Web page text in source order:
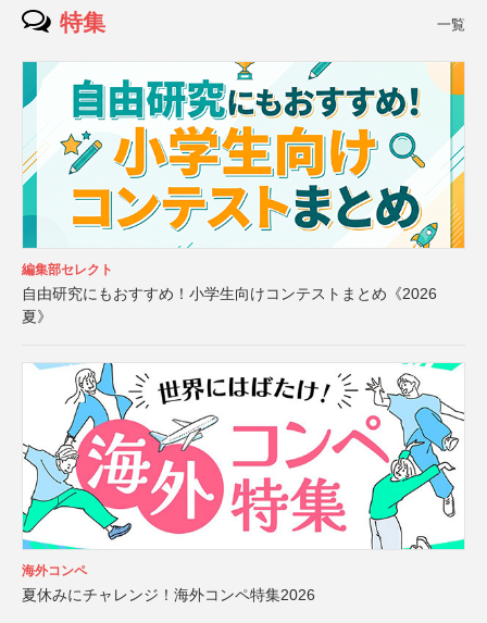
特集 一覧
編集部セレクト
自由研究にもおすすめ！小学生向けコンテストまとめ《2026
夏》
海外コンペ
夏休みにチャレンジ！海外コンペ特集2026